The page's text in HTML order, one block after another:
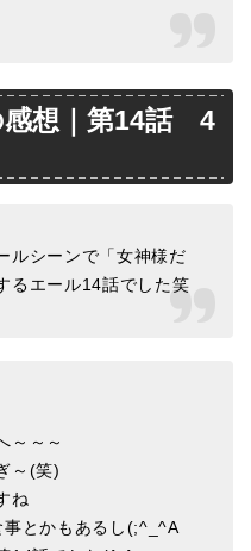
感想｜第14話 4
ルシーンで「女神様だ
るエール14話でした笑
～～～
～(笑)
ね
とかもあるし(;^_^A